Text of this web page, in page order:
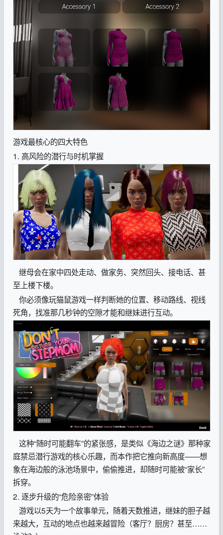
游戏最核心的四大特色
1. 高风险的潜行与时机掌握
继母会在家中四处走动、做家务、突然回头、接电话、甚
至上楼下楼。
你必须像玩猫鼠游戏一样判断她的位置、移动路线、视线
死角，找准那几秒钟的空隙才能和继妹进行互动。
这种“随时可能翻车”的紧张感，是类似《海边之谜》那种家
庭禁忌潜行游戏的核心乐趣，而本作把它推向新高度——想
象在海边般的泳池场景中，偷偷推进，却随时可能被“家长”
拆穿。
2. 逐步升级的“危险亲密”体验
游戏以5天为一个故事单元，随着天数推进，继妹的胆子越
来越大，互动的地点也越来越冒险（客厅？厨房？甚至……